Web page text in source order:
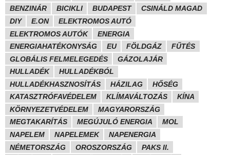
BENZINÁR
BICIKLI BUDAPEST
CSINÁLD MAGAD
DIY
E.ON
ELEKTROMOS AUTÓ
ELEKTROMOS AUTÓK
ENERGIA
ENERGIAHATÉKONYSÁG
EU FÖLDGÁZ
FŰTÉS
GLOBÁLIS FELMELEGEDÉS
GÁZOLAJÁR
HULLADÉK
HULLADÉKBÓL
HULLADÉKHASZNOSÍTÁS
HÁZILAG
HŐSÉG
KATASZTRÓFAVÉDELEM
KLÍMAVÁLTOZÁS
KÍNA
KÖRNYEZETVÉDELEM
MAGYARORSZÁG
MEGTAKARÍTÁS
MEGÚJULÓ ENERGIA
MOL
NAPELEM
NAPELEMEK
NAPENERGIA
NÉMETORSZÁG
OROSZORSZÁG
PAKS II.